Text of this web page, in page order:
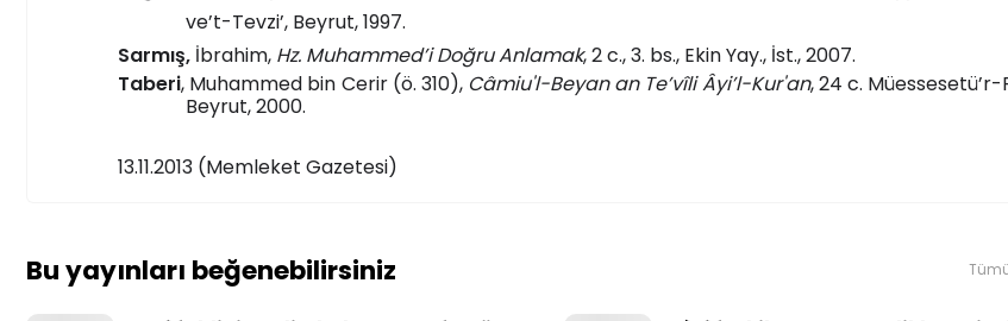
ve’t-Tevzi’, Beyrut, 1997.
Sarmış, İbrahim, Hz. Muhammed’i Doğru Anlamak, 2 c., 3. bs., Ekin Yay., İst., 2007.
Taberi, Muhammed bin Cerir (ö. 310), Câmiu'l-Beyan an Te’vîli Âyi’l-Kur'an, 24 c. Müessesetü’r-
Beyrut, 2000.
13.11.2013 (Memleket Gazetesi)
Bu yayınları beğenebilirsiniz